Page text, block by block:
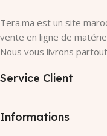
Tera.ma est un site
vente en ligne de
Nous vous livrons
Service Client
Informations